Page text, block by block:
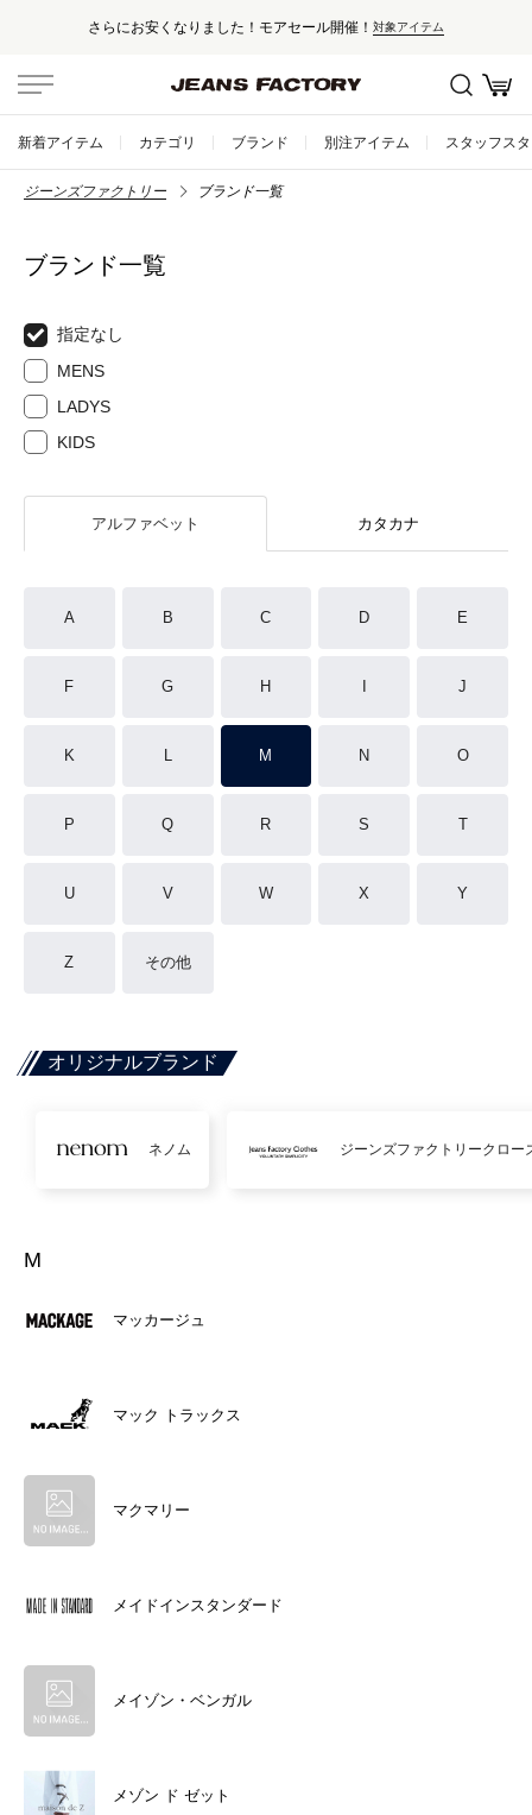
セール対象外アイテムは10%ポイント還元！
新着アイテム カテゴリ ブランド 別注アイテム スタッフス
ジーンズファクトリー ブランド一覧
ブランド一覧
指定なし
MENS
LADYS
KIDS
アルファベット カタカナ
A B C D E
F G H J
K L M N O
P Q R S T
U V W X Y
Z その他
オリジナルブランド
ネノム ジーンズファクトリークロー
M
マッカージュ
マック トラックス
マクマリー
メイドインスタンダード
メイゾン・ベンガル
メゾン ド ゼット